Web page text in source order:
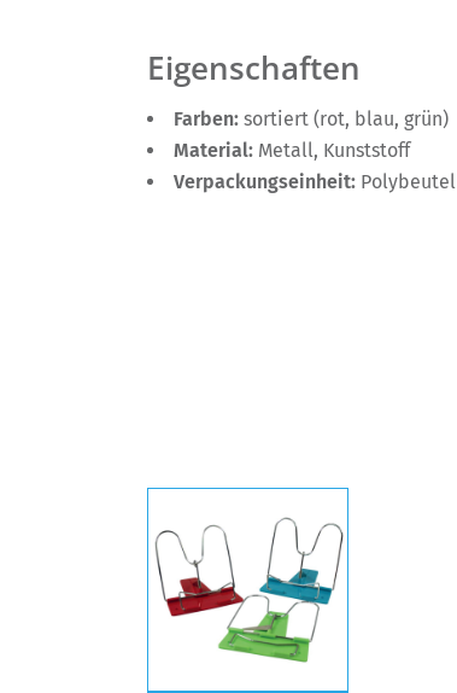
Eigenschaften
Farben: sortiert (rot, blau, grün)
Material: Metall, Kunststoff
Verpackungseinheit: Polybeutel